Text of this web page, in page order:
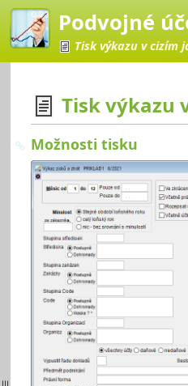
Podvojné
Tisk výkazu v cizím
Tisk výkazu
Možnosti tisku